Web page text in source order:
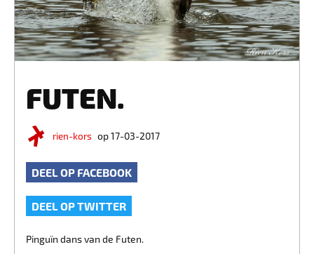
FUTEN.
rien-kors op 17-03-2017
DEEL OP FACEBOOK
DEEL OP TWITTER
Pinguïn dans van de Futen.